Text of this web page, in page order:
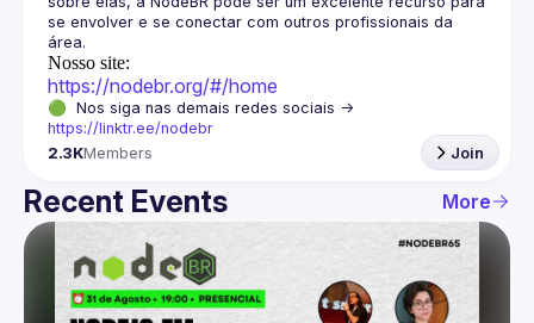
se envolver e se conectar com outros profissionais da
Nosso site:
https://nodebr.org/#/home
https://linktr.ee/nodebr
2.3KMembers Join
Recent Events More